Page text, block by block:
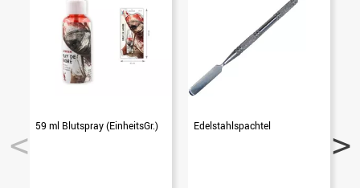
59 ml Blutspray (EinheitsGr.) Edelstahlspachtel